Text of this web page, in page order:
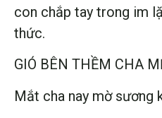
con chắp tay trong im
thức.
GIÓ BÊN THỀM CHA
Mắt cha nay mờ sương